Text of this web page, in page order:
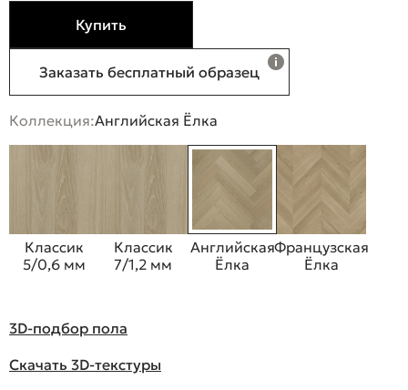
Купить
Заказать бесплатный образец
Коллекция:Английская Ёлка
Классик
5/0,6 мм
Классик
7/1,2 мм
Английская
Ёлка
Французская
Ёлка
3D-подбор пола
Скачать 3D-текстуры